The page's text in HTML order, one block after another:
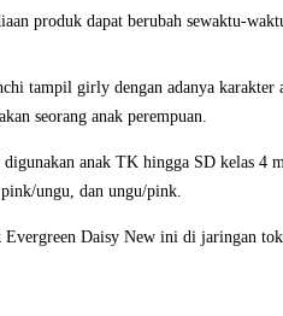
produk dapat berubah sewaktu-
tampil girly dengan adanya
seorang anak perempuan.
anak TK hingga SD kelas 4
ungu, dan ungu/pink.
Evergreen Daisy New ini di jaringan